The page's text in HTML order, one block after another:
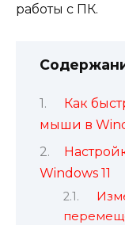
работы с ПК.
Как
мыши в
Windows 11